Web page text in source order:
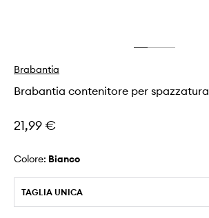
Brabantia
Brabantia contenitore per
21,99 €
Colore: bianco
TAGLIA UNICA